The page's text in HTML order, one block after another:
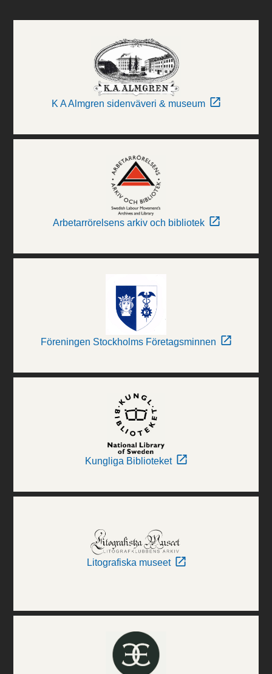
K A Almgren sidenväveri & museum
Arbetarrörelsens arkiv och bibliotek
Föreningen Stockholms Företagsminnen
Kungliga Biblioteket
Litografiska museet